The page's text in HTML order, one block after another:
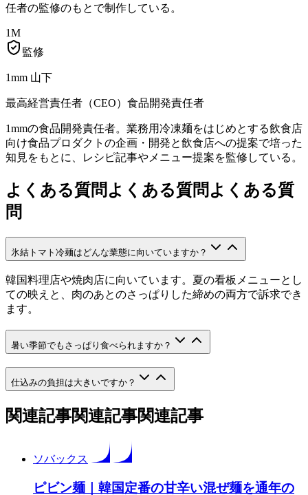
任者の監修のもとで制作している。
1M
監修
1mm 山下
最高経営責任者（CEO） 食品開発責任者
1mmの食品開発責任者。業務用冷凍麺をはじめとする飲食店
向け食品プロダクトの企画・開発と飲食店への提案で培った
知見をもとに、レシピ記事やメニュー提案を監修している。
よくある質問 よくある質問 よ く ある質
問
氷結トマト冷麺はどんな業態に向いていますか？
韓国料理店や焼肉店に向いています。夏の看板メニューとし
ての映えと、肉のあとのさっぱりした締めの両方で訴求でき
ます。
暑い季節でもさっぱり食べられますか？
仕込みの負担は大きいですか？
関連記事関連記事関連記事
ソバックス
ピビン麺｜韓国定番の甘辛い混ぜ麺を通年の